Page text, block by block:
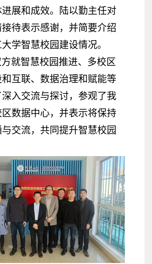
展和成效。陆以勤主任对
待表示感谢，并简要介绍
学智慧校园建设情况。
方就智慧校园推进、多校区
互联、数据治理和赋能等
入交流与探讨，参观了我
数据中心，并表示将保持
交流，共同提升智慧校园